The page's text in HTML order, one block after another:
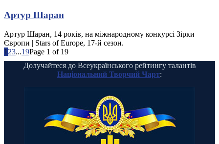
Артур Шаран
Артур Шаран, 14 років, на міжнародному конкурсі Зірки
Європи | Stars of Europe, 17-й сезон.
1 23...19Page 1 of 19
Долучайтеся до Всеукраїнського рейтингу талантів
Національний Творчий Чарт: